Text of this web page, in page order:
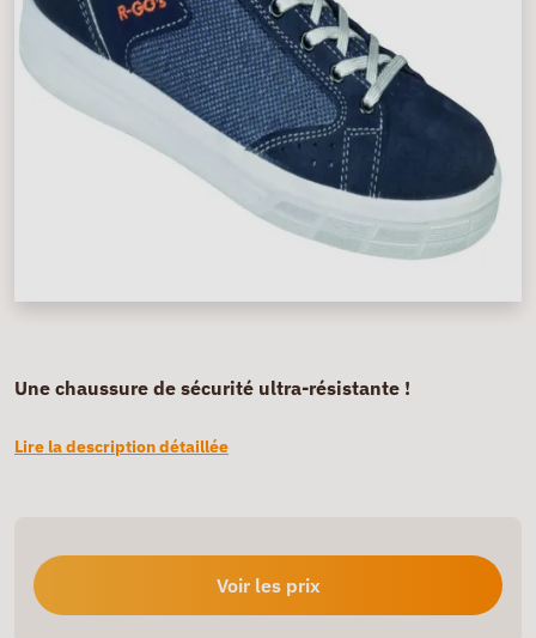
Une chaussure de sécurité ultra-résistante !
Lire la description détaillée
Voir les prix